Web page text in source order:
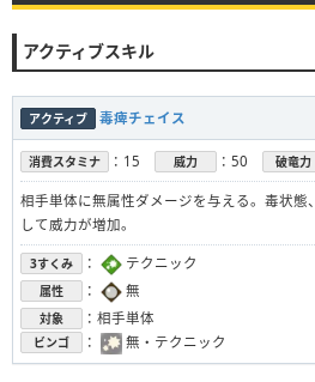
アクティブスキル
アクティブ 毒痺チェイス
消費スタミナ ：15 威力 ：50 破竜力
相手単体に無属性ダメージを与える。毒状態
して威力が増加。
3すくみ ： テクニック
属性 ： 無
対象 ：相手単体
ビンゴ ： 無・テクニック